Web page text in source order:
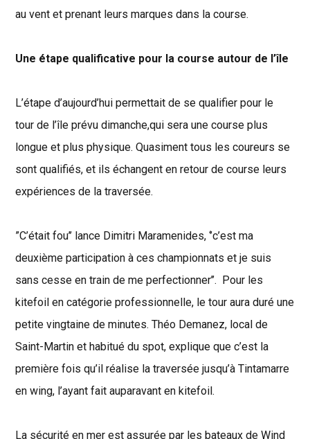
au vent et prenant leurs marques dans la course.
Une étape qualificative pour la course autour de l’île
L’étape d’aujourd’hui permettait de se qualifier pour le
tour de l’île prévu dimanche,qui sera une course plus
longue et plus physique. Quasiment tous les coureurs se
sont qualifiés, et ils échangent en retour de course leurs
expériences de la traversée.
”C’était fou’’ lance Dimitri Maramenides, ‘’c’est ma
deuxième participation à ces championnats et je suis
sans cesse en train de me perfectionner’’. Pour les
kitefoil en catégorie professionnelle, le tour aura duré une
petite vingtaine de minutes. Théo Demanez, local de
Saint-Martin et habitué du spot, explique que c’est la
première fois qu’il réalise la traversée jusqu’à Tintamarre
en wing, l’ayant fait auparavant en kitefoil.
La sécurité en mer est assurée par les bateaux de Wind